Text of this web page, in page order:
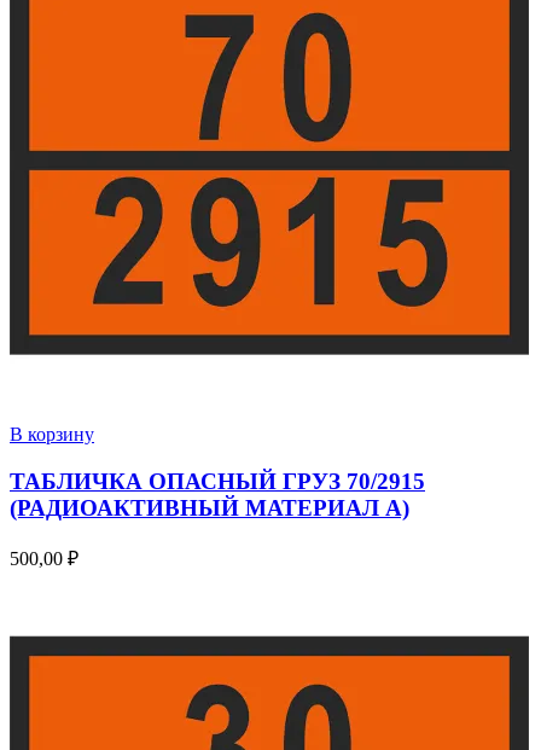
В корзину
ТАБЛИЧКА ОПАСНЫЙ ГРУЗ 70/2915
(РАДИОАКТИВНЫЙ МАТЕРИАЛ А)
500,00 ₽